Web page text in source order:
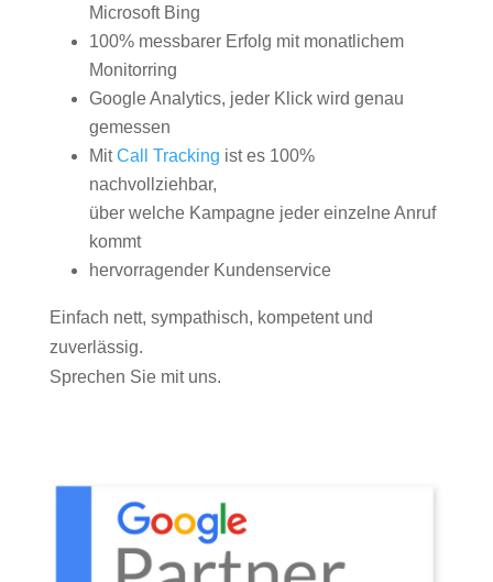
Microsoft Bing
100% messbarer Erfolg mit monatlichem
Monitorring
Google Analytics, jeder Klick wird genau
gemessen
MitCall Tracking ist es 100%
nachvollziehbar,
über welche Kampagne jeder einzelne Anruf
kommt
hervorragender Kundenservice
Einfach nett, sympathisch, kompetent und
zuverlässig.
Sprechen Sie mit uns.